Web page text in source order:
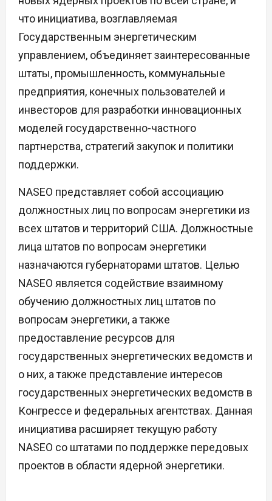
что инициатива, возглавляемая
Государственным энергетическим
управлением, объединяет заинтересованные
штаты, промышленность, коммунальные
предприятия, конечных пользователей и
инвесторов для разработки инновационных
моделей государственно-частного
партнерства, стратегий закупок и политики
поддержки.
NASEO представляет собой ассоциацию
должностных лиц по вопросам энергетики из
всех штатов и территорий США. Должностные
лица штатов по вопросам энергетики
назначаются губернаторами штатов. Целью
NASEO является содействие взаимному
обучению должностных лиц штатов по
вопросам энергетики, а также
предоставление ресурсов для
государственных энергетических ведомств и
о них, а также представление интересов
государственных энергетических ведомств в
Конгрессе и федеральных агентствах. Данная
инициатива расширяет текущую работу
NASEO со штатами по поддержке передовых
проектов в области ядерной энергетики.